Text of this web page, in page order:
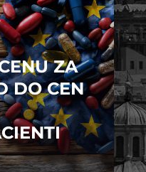
ZA
DO CEN